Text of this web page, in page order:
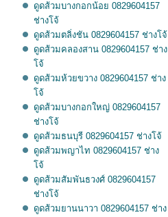
ดูดส้วมบางกอกน้อย 0829604157
ช่างโจ้
ดูดส้วมตลิ่งชัน 0829604157 ช่างโจ้
ดูดส้วมคลองสาน 0829604157 ช่าง
จ้
ดูดส้วมห้วยขวาง 0829604157 ช่าง
จ้
ดูดส้วมบางกอกใหญ่ 0829604157
ช่างโจ้
ดูดส้วมธนบุรี 0829604157 ช่างโจ้
ดูดส้วมพญาไท 0829604157 ช่าง
จ้
ดูดส้วมสัมพันธวงศ์ 0829604157
ช่างโจ้
ดูดส้วมยานนาวา 0829604157 ช่าง